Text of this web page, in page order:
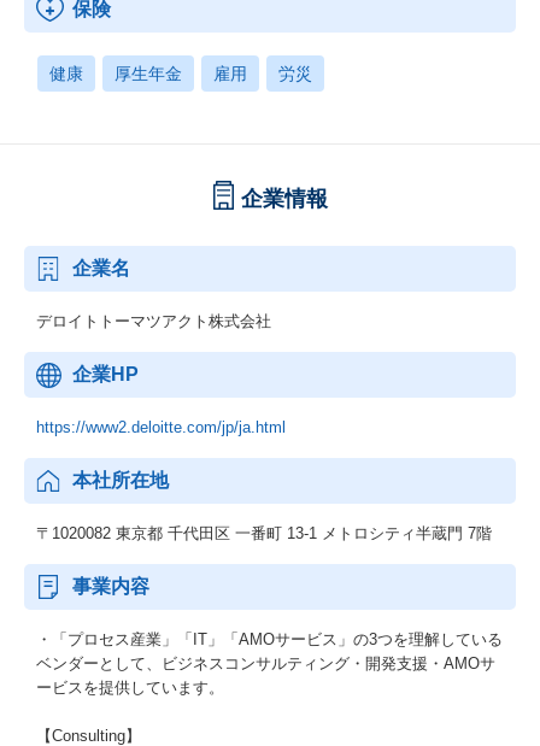
保険
健康 厚生年金 雇用 労災
企業情報
企業名
デロイトトーマツアクト株式会社
企業HP
https://www2.deloitte.com/jp/ja.html
本社所在地
〒1020082 東京都 千代田区 一番町 13-1 メトロシティ半蔵門 7階
事業内容
・「プロセス産業」「IT」「AMOサービス」の3つを理解している
ベンダーとして、ビジネスコンサルティング・開発支援・AMOサ
ービスを提供しています。
【Consulting】